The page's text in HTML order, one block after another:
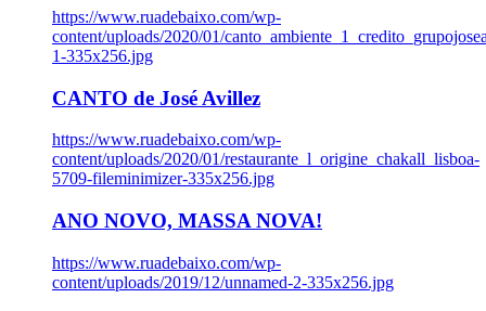
https://www.ruadebaixo.com/wp-
content/uploads/2020/01/
1-335x256.jpg
CANTO de José Avillez
https://www.ruadebaixo.com/wp-
content/uploads/2020/01/restaurante_l_origine_chakall_lisboa-
5709-fileminimizer-335x256.jpg
ANO NOVO, MASSA NOVA!
https://www.ruadebaixo.com/wp-
content/uploads/2019/12/unnamed-2-335x256.jpg